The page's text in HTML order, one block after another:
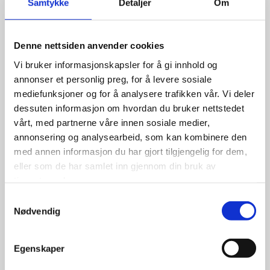
Samtykke Detaljer Om
Denne nettsiden anvender cookies
Vi bruker informasjonskapsler for å gi innhold og
annonser et personlig preg, for å levere sosiale
mediefunksjoner og for å analysere trafikken vår. Vi deler
dessuten informasjon om hvordan du bruker nettstedet
vårt, med partnerne våre innen sosiale medier,
annonsering og analysearbeid, som kan kombinere den
med annen informasjon du har gjort tilgjengelig for dem,
eller som de har samlet inn gjennom din bruk av
Nødvendig
Egenskaper
kr1,299.00
Se flere detaljer